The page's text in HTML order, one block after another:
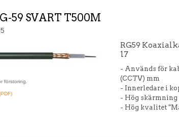
59 SVART T500M
förstoring.
RG59
17
- Används för
(CCTV) mm
- Innerledare i
- Hög
- Hög kvalitet